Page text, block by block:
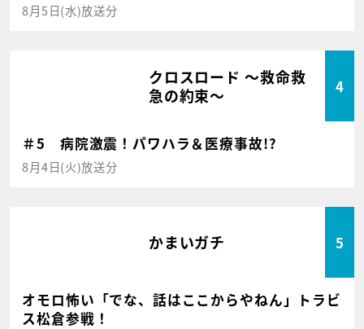
8月5日(水)放送分
クロスロード ～救命救
急の約束～
4
＃5 病院激震！パワハラ＆医療事故!?
8月4日(火)放送分
かまいガチ 5
オモロ怖い「でな、話はここからやねん」トラビ
ス松倉参戦！